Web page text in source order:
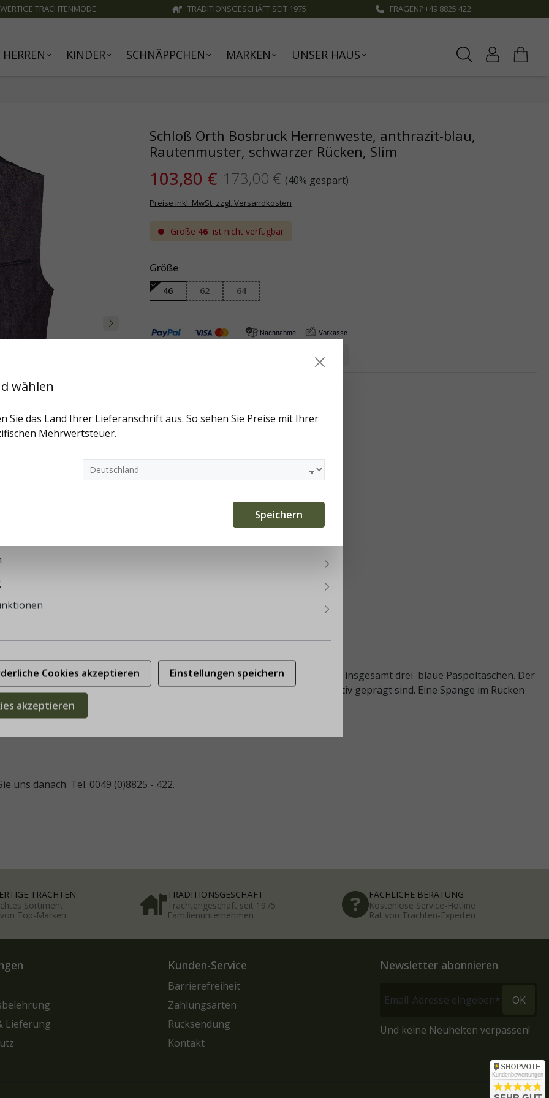
TRACHTENMODE TRADITIONSGESCHÄFT SEIT 1975 FRAGEN? +49 8825 422
HERREN KINDER SCHNÄPPCHEN MARKEN UNSER HAUS
Schloß Orth Bosbruck Herrenweste, anthrazit-blau,
Rautenmuster, schwarzer Rücken, Slim
103,80 € 173,00 €(40% gespart)
Preise inkl. MwSt. zzgl. Versandkosten
Größe 46 ist nicht verfügbar
Größe
46 62 64
Fragen zum Artikel?
mit schwarzem Rücken und V-Ausschnitt. Die elegante Stoffweste hat insgesamt drei blaue Paspoltaschen. Der
wird die Weste mit silbernen Knöpfen, welche mit einem Gamsmotiv geprägt sind. Eine Spange im Rücken
uns danach. Tel. 0049 (0)8825 - 422.
TRACHTEN
Sortiment
Top-Marken
TRADITIONSGESCHÄFT
Trachtengeschäft seit 1975
Familienunternehmen
FACHLICHE BERATUNG
Kostenlose Service-Hotline
Rat von Trachten-Experten
Lieferung
Kunden-Service
Barrierefreiheit
Zahlungsarten
Rücksendung
Kontakt
Newsletter abonnieren
OK
Und keine Neuheiten verpassen!
verwendet Cookies, um die besten Funktionalitäten zu bieten.Mehr
Cookies akzeptieren Einstellungen speichern
akzeptieren
Kundenbewertungen
wählen
Sie das Land Ihrer Lieferanschrift aus. So sehen Sie Preise mit Ihrer
Mehrwertsteuer.
Speichern